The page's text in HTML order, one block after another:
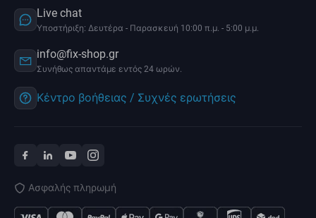
Live chat
Υποστήριξη: Δευτέρα - Παρασκευή 10:00 π.μ. - 5:00 μ.μ.
info@fix-shop.gr
Συνήθως απαντάμε εντός 24 ωρών.
Κέντρο βοήθειας / Συχνές ερωτήσεις
Ασφαλής πληρωμή